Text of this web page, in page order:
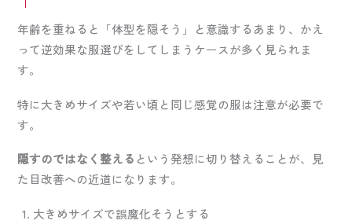
年齢を重ねると「体型を隠そう」と意識するあまり、かえ
って逆効果な服選びをしてしまうケースが多く見られま
す。
特に大きめサイズや若い頃と同じ感覚の服は注意が必要で
す。
隠すのではなく整える という発想に切り替えることが、見
た目改善への近道になります。
大きめサイズで誤魔化そうとする